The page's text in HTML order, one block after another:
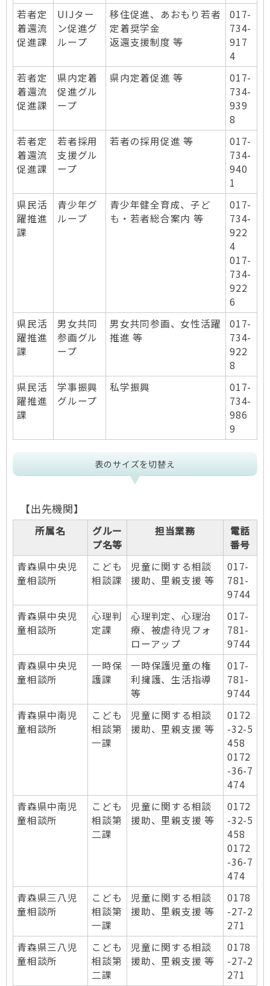
若者定
着還流
促進課
UIJター
ン促進グ
ループ
移住促進、あおもり若者
定着奨学金
返還支援制度 等
017-
734-
917
4
若者定
着還流
促進課
県内定着
促進グル
ープ
県内定着促進 等
017-
734-
939
8
若者定
着還流
促進課
若者採用
支援グル
ープ
若者の採用促進 等
017-
734-
940
1
県民活
躍推進
課
青少年グ
ループ
青少年健全育成、子ど
も・若者総合案内 等
017-
734-
922
4
017-
734-
922
6
県民活
躍推進
課
男女共同
参画グル
ープ
男女共同参画、女性活躍
推進 等
017-
734-
922
8
県民活
躍推進
課
学事振興
グループ
私学振興
017-
734-
986
9
表のサイズを切替え
【出先機関】
所属名
グルー
プ名等
担当業務
電話
番号
青森県中央児
童相談所
こども
相談課
児童に関する相談
援助、里親支援 等
017-
781-
9744
青森県中央児
童相談所
心理判
定課
心理判定、心理治
療、被虐待児フォ
ローアップ
017-
781-
9744
青森県中央児
童相談所
一時保
護課
一時保護児童の権
利擁護、生活指導
等
017-
781-
9744
青森県中南児
童相談所
こども
相談第
一課
児童に関する相談
援助、里親支援 等
0172
-32-5
458
0172
-36-7
474
青森県中南児
童相談所
こども
相談第
二課
児童に関する相談
援助、里親支援 等
0172
-32-5
458
0172
-36-7
474
青森県三八児
童相談所
こども
相談第
一課
児童に関する相談
援助、里親支援 等
0178
-27-2
271
青森県三八児
童相談所
こども
相談第
二課
児童に関する相談
援助、里親支援 等
0178
-27-2
271